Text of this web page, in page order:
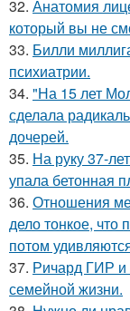
32. Анатомия
который вы не
33. Билли
психиатрии.
34. "На 15 лет
сделала
дочерей.
35. На руку 37-
упала бетонная
36. Отношения
дело тонкое,
потом
37. Ричард ГИР и
семейной жизни.